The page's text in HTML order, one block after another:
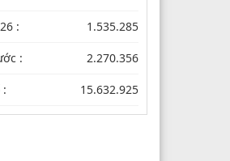
: 1.535.285
: 2.270.356
: 15.632.925